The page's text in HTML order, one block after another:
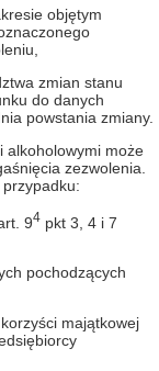
objętym
zmian stanu
do danych
powstania zmiany.
alkoholowymi może
zezwolenia.
94 pkt 3, 4 i 7
pochodzących
majątkowej